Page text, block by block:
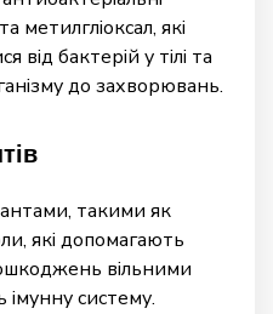
метилгліоксал, які
бактерій у тілі та
до захворювань.
такими як
які допомагають
вільними
систему.